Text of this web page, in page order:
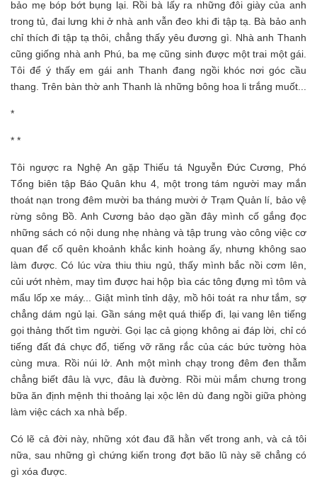
bảo mẹ bóp bớt bụng lại. Rồi bà lấy ra những đôi giày của anh
trong tủ, đai lưng khi ở nhà anh vẫn đeo khi đi tập tạ. Bà bảo anh
chỉ thích đi tập tạ thôi, chẳng thấy yêu đương gì. Nhà anh Thanh
cũng giống nhà anh Phú, ba mẹ cũng sinh được một trai một gái.
Tôi để ý thấy em gái anh Thanh đang ngồi khóc nơi góc cầu
thang. Trên bàn thờ anh Thanh là những bông hoa li trắng muốt...
*
* *
Tôi ngược ra Nghệ An gặp Thiếu tá Nguyễn Đức Cương, Phó
Tổng biên tập Báo Quân khu 4, một trong tám người may mắn
thoát nạn trong đêm mười ba tháng mười ở Trạm Quản lí, bảo vệ
rừng sông Bồ. Anh Cương bảo dạo gần đây mình cố gắng đọc
những sách có nội dung nhẹ nhàng và tập trung vào công việc cơ
quan để cố quên khoảnh khắc kinh hoàng ấy, nhưng không sao
làm được. Có lúc vừa thiu thiu ngủ, thấy mình bắc nồi cơm lên,
củi ướt nhèm, may tìm được hai hộp bìa các tông đựng mì tôm và
mẩu lốp xe máy... Giật mình tỉnh dậy, mồ hôi toát ra như tắm, sợ
chẳng dám ngủ lại. Gần sáng mệt quá thiếp đi, lại vang lên tiếng
gọi thảng thốt tìm người. Gọi lạc cả giọng không ai đáp lời, chỉ có
tiếng đất đá chực đổ, tiếng vỡ răng rắc của các bức tường hòa
cùng mưa. Rồi núi lở. Anh một mình chạy trong đêm đen thẫm
chẳng biết đâu là vực, đâu là đường. Rồi mùi mắm chưng trong
bữa ăn định mệnh thi thoảng lại xộc lên dù đang ngồi giữa phòng
làm việc cách xa nhà bếp.
Có lẽ cả đời này, những xót đau đã hằn vết trong anh, và cả tôi
nữa, sau những gì chứng kiến trong đợt bão lũ này sẽ chẳng có
gì xóa được.